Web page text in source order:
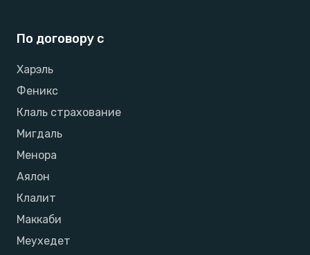
По договору с
Харэль
Феникс
Клаль страхование
Мигдаль
Менора
Аялон
Клалит
Маккаби
Меухедет